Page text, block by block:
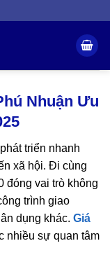
Nhuận Ưu
triển nhanh
xã hội. Đi cùng
đóng vai trò không
trình giao
dụng khác. Giá
nhiều sự quan tâm